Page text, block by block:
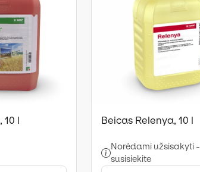
10 l Beicas Relenya, 10 l
Norėdami užsisakyti -
susisiekite